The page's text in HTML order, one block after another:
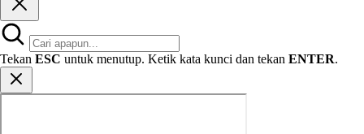
Tekan ESC untuk menutup. Ketik kata kunci dan tekan ENTER.